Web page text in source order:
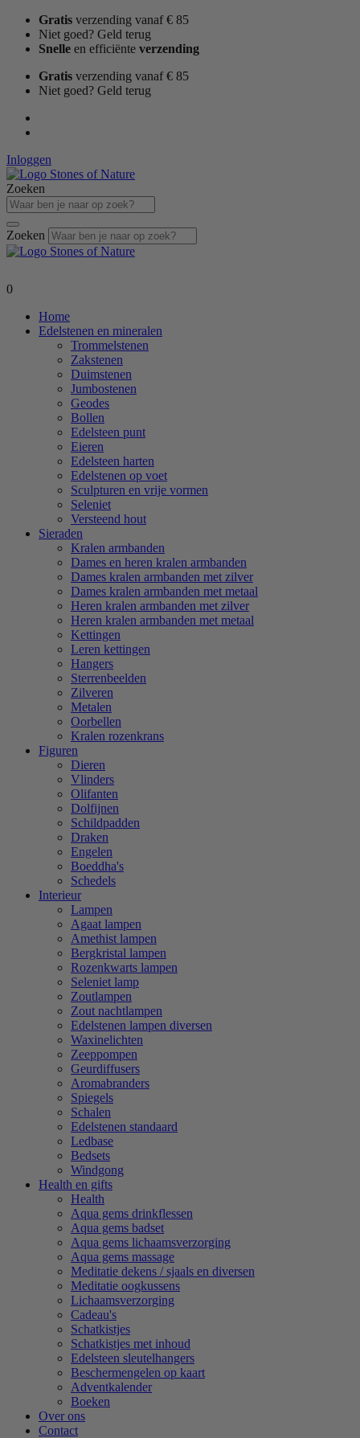
naar
Gratis verzending vanaf € 85
Niet goed? Geld terug
Snelle en efficiënte verzending
Gratis verzending vanaf € 85
Niet goed? Geld terug
Inloggen
Zoeken
Zoeken
0
Home
Edelstenen en mineralen
Trommelstenen
Zakstenen
Duimstenen
Jumbostenen
Geodes
Bollen
Edelsteen punt
Eieren
Edelsteen harten
Edelstenen op voet
Sculpturen en vrije vormen
Seleniet
Versteend hout
Sieraden
Kralen armbanden
Dames en heren kralen armbanden
Dames kralen armbanden met zilver
Dames kralen armbanden met metaal
Heren kralen armbanden met zilver
Heren kralen armbanden met metaal
Kettingen
Leren kettingen
Hangers
Sterrenbeelden
Zilveren
Metalen
Oorbellen
Kralen rozenkrans
Figuren
Dieren
Vlinders
Olifanten
Dolfijnen
Schildpadden
Draken
Engelen
Boeddha's
Schedels
Interieur
Lampen
Agaat lampen
Amethist lampen
Bergkristal lampen
Rozenkwarts lampen
Seleniet lamp
Zoutlampen
Zout nachtlampen
Edelstenen lampen diversen
Waxinelichten
Zeeppompen
Geurdiffusers
Aromabranders
Spiegels
Schalen
Edelstenen standaard
Ledbase
Bedsets
Windgong
Health en gifts
Health
Aqua gems drinkflessen
Aqua gems badset
Aqua gems lichaamsverzorging
Aqua gems massage
Meditatie dekens / sjaals en diversen
Meditatie oogkussens
Lichaamsverzorging
Cadeau's
Schatkistjes
Schatkistjes met inhoud
Edelsteen sleutelhangers
Beschermengelen op kaart
Adventkalender
Boeken
Over ons
Contact